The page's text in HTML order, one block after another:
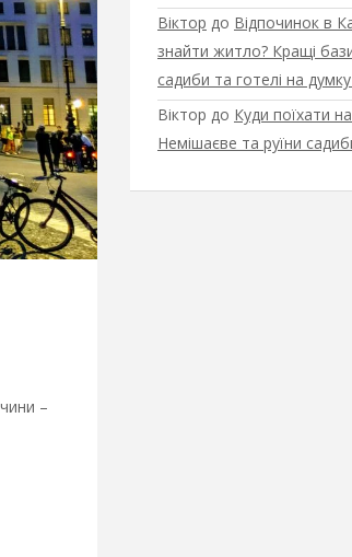
–
Віктор до Відпочинок в
знайти житло? Кращі
садиби та готелі на
Віктор до Куди поїхати
Немішаєве та руїни